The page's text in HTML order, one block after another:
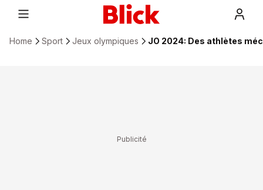
Home Sport Jeux olympiques JO 2024: Des athlètes